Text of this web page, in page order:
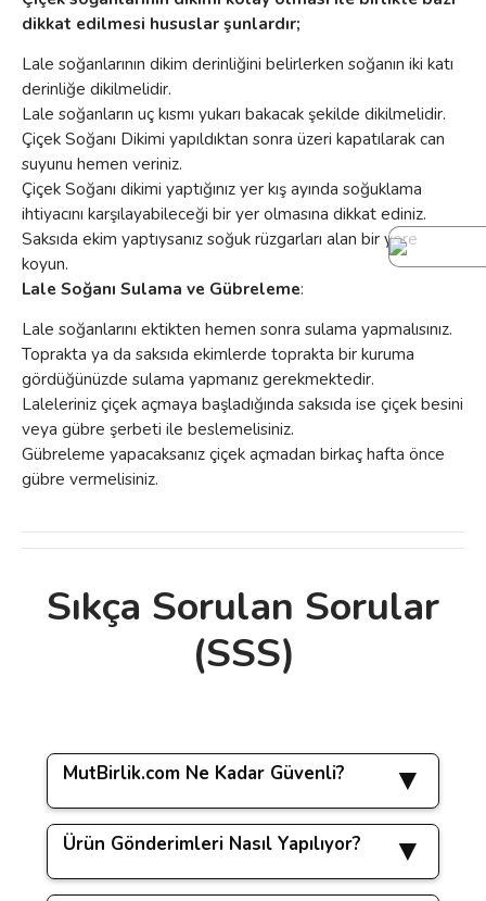
dikkat edilmesi hususlar şunlardır;
Lale soğanlarının dikim derinliğini belirlerken soğanın iki katı
derinliğe dikilmelidir.
Lale soğanların uç kısmı yukarı bakacak şekilde dikilmelidir.
Çiçek Soğanı Dikimi yapıldıktan sonra üzeri kapatılarak can
suyunu hemen veriniz.
Çiçek Soğanı dikimi yaptığınız yer kış ayında soğuklama
ihtiyacını karşılayabileceği bir yer olmasına dikkat ediniz.
Saksıda ekim yaptıysanız soğuk rüzgarları alan bir yere
koyun.
Lale Soğanı Sulama ve Gübreleme:
Lale soğanlarını ektikten hemen sonra sulama yapmalısınız.
Toprakta ya da saksıda ekimlerde toprakta bir kuruma
gördüğünüzde sulama yapmanız gerekmektedir.
Laleleriniz çiçek açmaya başladığında saksıda ise çiçek besini
veya gübre şerbeti ile beslemelisiniz.
Gübreleme yapacaksanız çiçek açmadan birkaç hafta önce
gübre vermelisiniz.
Bu ürüne ilk yorumu siz yapın!
Yorum Yaz
Bu ürünün fiyat bilgisi, resim, ürün
açıklamalarında ve diğer konularda yetersiz
gördüğünüz noktaları öneri formunu
Ürün resmi kalitesiz, bozuk veya
görüntülenemiyor.
Ürün açıklamasında eksik bilgiler bulunuyor.
Sıkça Sorulan Sorular
(SSS)
MutBirlik.com Ne Kadar Güvenli?
www.mutbirlik.com sitemizde yapacağınız tüm
işlemler256 bit SSL güvenlik sertifikasıile
Ürün Gönderimleri Nasıl Yapılıyor?